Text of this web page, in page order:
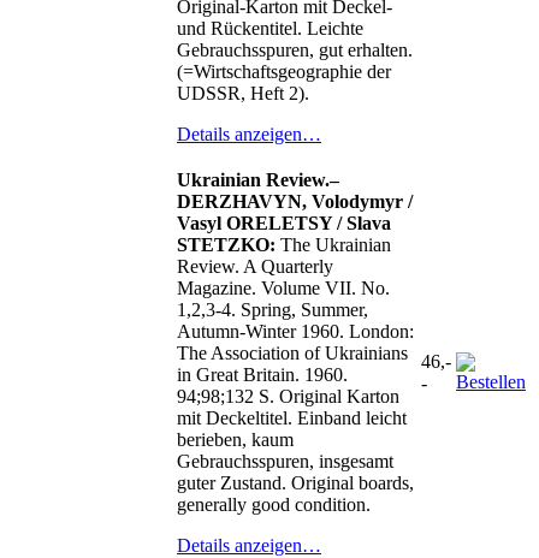
Original-Karton mit Deckel-
und Rückentitel. Leichte
Gebrauchsspuren, gut erhalten.
(=Wirtschaftsgeographie der
UDSSR, Heft 2).
Details anzeigen…
Ukrainian Review.–
DERZHAVYN, Volodymyr /
Vasyl ORELETSY / Slava
STETZKO: The Ukrainian
Review. A Quarterly
Magazine. Volume VII. No.
1,2,3-4. Spring, Summer,
Autumn-Winter 1960. London:
The Association of Ukrainians
in Great Britain. 1960.
94;98;132 S. Original Karton
mit Deckeltitel. Einband leicht
berieben, kaum
Gebrauchsspuren, insgesamt
guter Zustand. Original boards,
generally good condition.
Details anzeigen…
46,-
-